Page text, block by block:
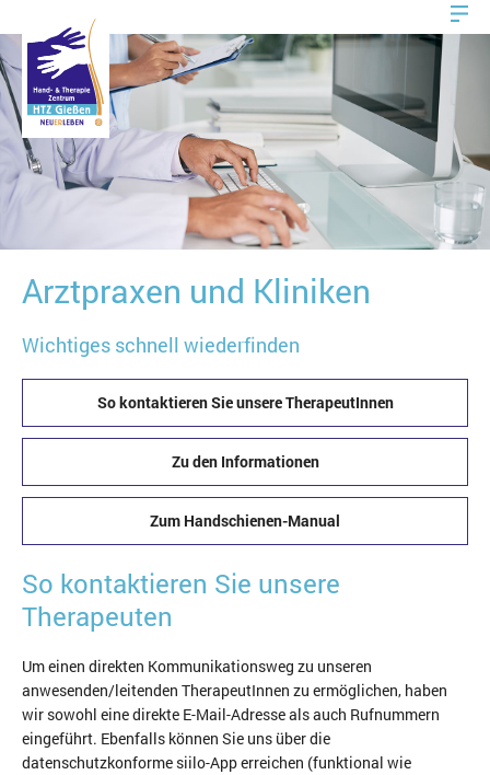
Arztpraxen und Kliniken
Wichtiges schnell wiederfinden
So kontaktieren Sie unsere TherapeutInnen
Zu den Informationen
Zum Handschienen-Manual
So kontaktieren Sie unsere
Therapeuten
Um einen direkten Kommunikationsweg zu unseren
anwesenden/leitenden TherapeutInnen zu ermöglichen, haben
wir sowohl eine direkte E-Mail-Adresse als auch Rufnummern
eingeführt. Ebenfalls können Sie uns über die
datenschutzkonforme siilo-App erreichen (funktional wie